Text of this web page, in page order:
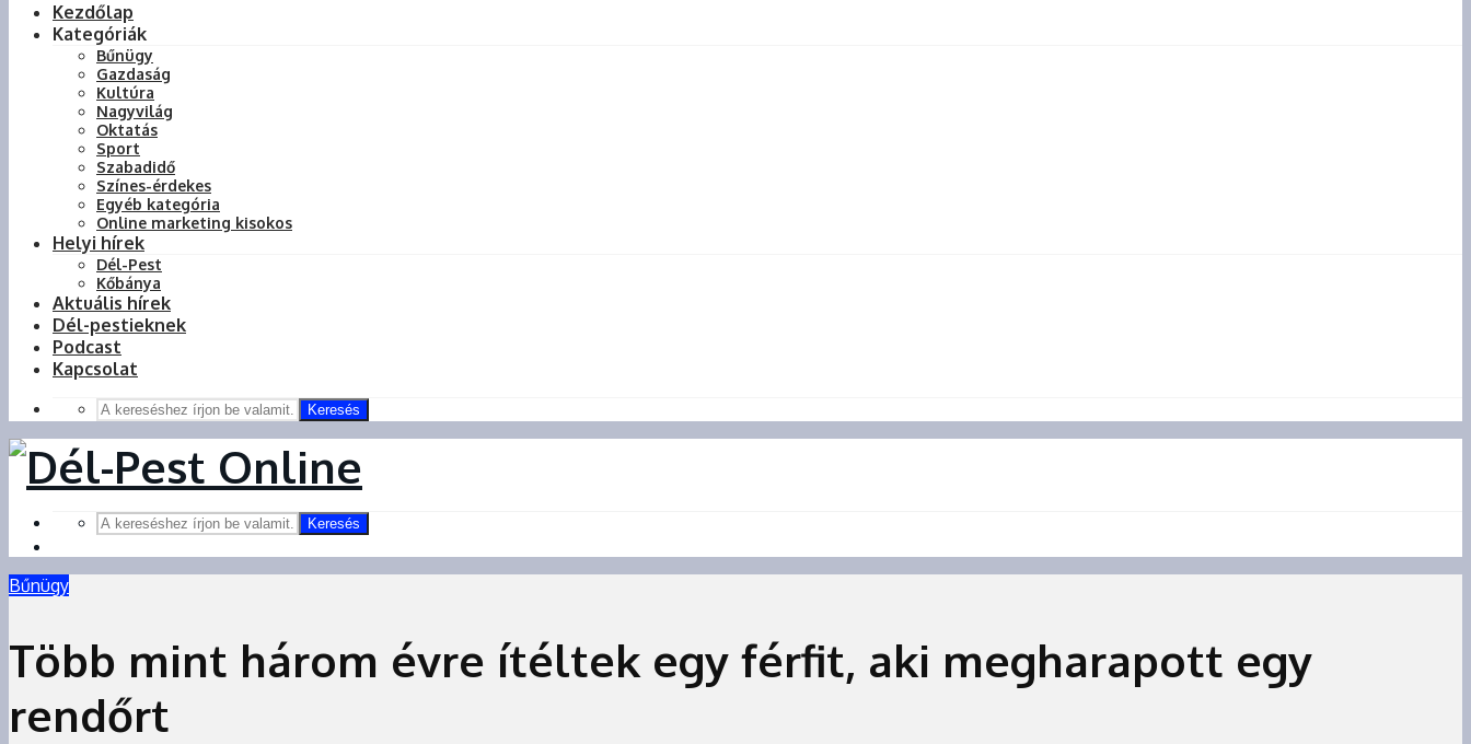
Kezdőlap
Kategóriák
Bűnügy
Gazdaság
Kultúra
Nagyvilág
Oktatás
Sport
Szabadidő
Színes-érdekes
Egyéb kategória
Online marketing kisokos
Helyi hírek
Dél-Pest
Kőbánya
Aktuális hírek
Dél-pestieknek
Podcast
Kapcsolat
Keresés
Keresés
Bűnügy
Több mint három évre ítéltek egy férfit, aki megharapott egy
rendőrt